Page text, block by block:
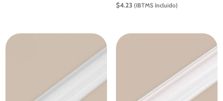
$4.23 (IBTMS Incluido)